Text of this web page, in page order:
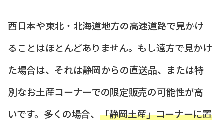
西日本や東北・北海道地方の高速道路で見かけ
ることはほとんどありません。もし遠方で見かけ
た場合は、それは静岡からの直送品、または特
別なお土産コーナーでの限定販売の可能性が高
いです。多くの場合、 「静岡土産」コーナーに置